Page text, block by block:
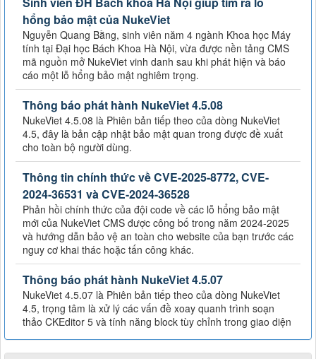
hổng bảo mật của NukeViet
Nguyễn Quang Bằng, sinh viên năm 4 ngành Khoa học Máy
tính tại Đại học Bách Khoa Hà Nội, vừa được nền tảng CMS
mã nguồn mở NukeViet vinh danh sau khi phát hiện và báo
cáo một lỗ hổng bảo mật nghiêm trọng.
Thông báo phát hành NukeViet 4.5.08
NukeViet 4.5.08 là Phiên bản tiếp theo của dòng NukeViet
4.5, đây là bản cập nhật bảo mật quan trong được đề xuất
cho toàn bộ người dùng.
Thông tin chính thức về CVE-2025-8772, CVE-
2024-36531 và CVE-2024-36528
Phản hồi chính thức của đội code về các lỗ hổng bảo mật
mới của NukeViet CMS được công bố trong năm 2024-2025
và hướng dẫn bảo vệ an toàn cho website của bạn trước các
nguy cơ khai thác hoặc tấn công khác.
Thông báo phát hành NukeViet 4.5.07
NukeViet 4.5.07 là Phiên bản tiếp theo của dòng NukeViet
4.5, trọng tâm là xử lý các vấn đề xoay quanh trình soạn
thảo CKEditor 5 và tính năng block tùy chỉnh trong giao diện